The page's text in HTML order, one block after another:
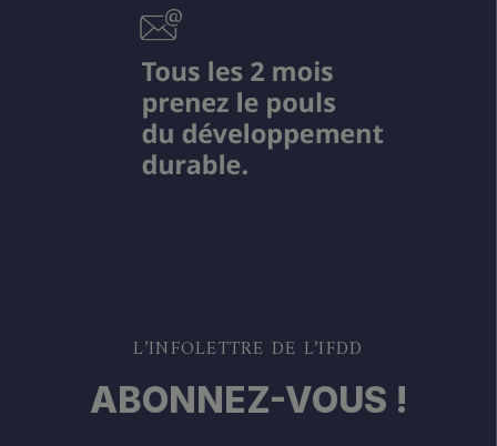
L’INFOLETTRE DE L’IFDD
ABONNEZ-VOUS !